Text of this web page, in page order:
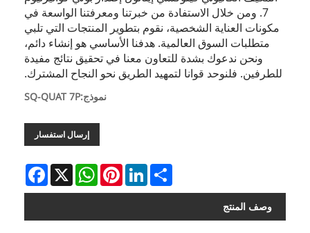
7. ومن خلال الاستفادة من خبرتنا ومعرفتنا الواسعة في
مكونات العناية الشخصية، نقوم بتطوير المنتجات التي تلبي
متطلبات السوق العالمية. هدفنا الأساسي هو إنشاء دائم،
ونحن ندعوك بشدة للتعاون معنا في تحقيق نتائج مفيدة
للطرفين. فلنوحد قوانا لتمهيد الطريق نحو النجاح المشترك.
نموذج:SQ-QUAT 7P
إرسال استفسار
Facebook X
WhatsAppPinterestLinkedInShare
وصف المنتج